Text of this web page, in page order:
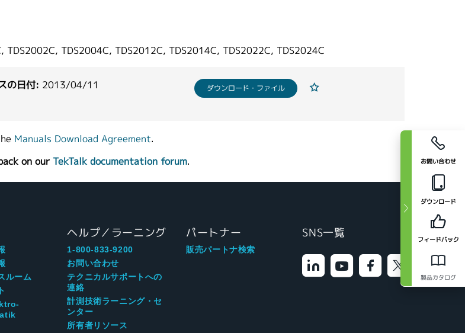
お問い合わせ
ダウンロード
フィードバック
製品カタログ
TDS2002C, TDS2004C, TDS2012C, TDS2014C, TDS2022C, TDS2024C
の日付: 2013/04/11 ダウンロード・ファイル
Manuals Download Agreement.
on our TekTalk documentation forum.
ルーム
ヘルプ／ラーニング
1-800-833-9200
お問い合わせ
テクニカルサポートへの
連絡
計測技術ラーニング・セ
ンター
所有者リソース
パートナー
販売パートナ検索
SNS一覧